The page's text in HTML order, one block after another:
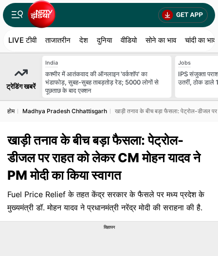
LIVE टीवी ताजातरीन देश दुनिया वीडियो सोने का भाव चांदी का भाव
ट्रेडिंग खबरें
India
कश्मीर में आतंकवाद की ऑनलाइन 'वर्कशॉप' का
भंडाफोड़, सुबह-सुबह ताबड़तोड़ रेड; 5000 लोगों से
पूछताछ के बाद एक्शन
Jobs
IPS संजुक्ता
उतरीं, ठोक डाले
होम Madhya Pradesh Chhattisgarh खाड़ी तनाव के बीच बड़ा फैसला: पेट्रोल-डीजल
खाड़ी तनाव के बीच बड़ा फैसला: पेट्रोल-
डीजल पर राहत को लेकर CM मोहन यादव ने
PM मोदी का किया स्वागत
Fuel Price Relief के तहत केंद्र सरकार के फैसले पर मध्य प्रदेश के
मुख्यमंत्री डॉ. मोहन यादव ने प्रधानमंत्री नरेंद्र मोदी की सराहना की है.
विज्ञापन